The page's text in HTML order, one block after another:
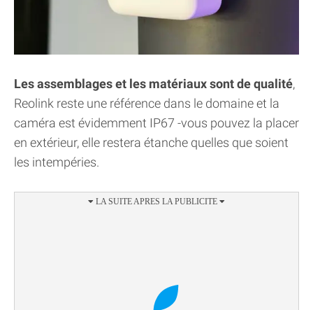
Les assemblages et les matériaux sont de qualité,
Reolink reste une référence dans le domaine et la
caméra est évidemment IP67 -vous pouvez la placer
en extérieur, elle restera étanche quelles que soient
les intempéries.